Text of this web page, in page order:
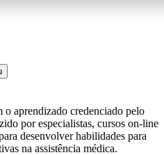
o aprendizado credenciado pelo
por especialistas, cursos on-line
desenvolver habilidades para
na assistência médica.